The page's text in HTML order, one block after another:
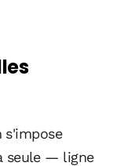
s'impose
seule — ligne